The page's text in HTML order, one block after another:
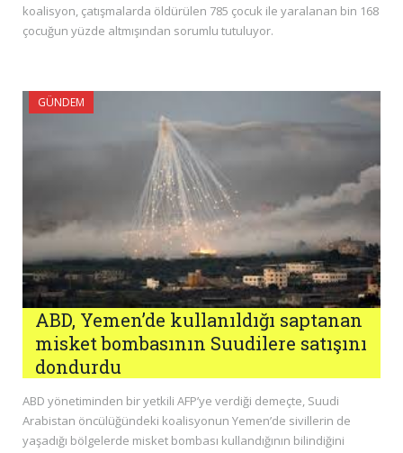
koalisyon, çatışmalarda öldürülen 785 çocuk ile yaralanan bin 168
çocuğun yüzde altmışından sorumlu tutuluyor.
GÜNDEM
ABD, Yemen’de kullanıldığı saptanan
misket bombasının Suudilere satışını
dondurdu
ABD yönetiminden bir yetkili AFP’ye verdiği demeçte, Suudi
Arabistan öncülüğündeki koalisyonun Yemen’de sivillerin de
yaşadığı bölgelerde misket bombası kullandığının bilindiğini